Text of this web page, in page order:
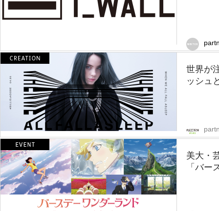
世界が
ッシュ
美大・
「バー